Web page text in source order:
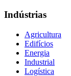
Indústrias
Agricultura
Edifícios
Energia
Industrial
Logística